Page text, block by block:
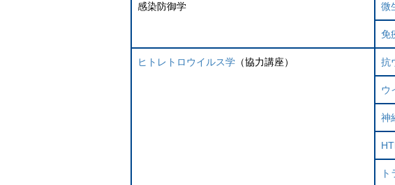
感染防御学 微
免
ヒトレトロウイルス学 （協力講座） 抗
ウ
神